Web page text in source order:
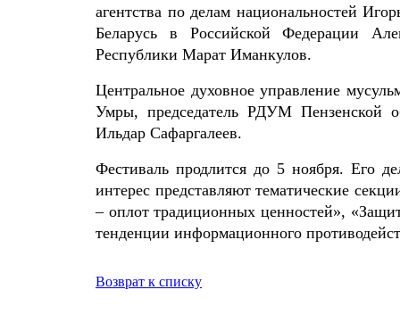
агентства по делам национальностей
Беларусь в Российской Федерации
Республики Марат Иманкулов.
Центральное духовное управление
Умры, председатель РДУМ Пензенской
Ильдар Сафаргалеев.
Фестиваль продлится до 5 ноября. Его
интерес представляют тематические
– оплот традиционных ценностей»,
тенденции информационного
Возврат к списку